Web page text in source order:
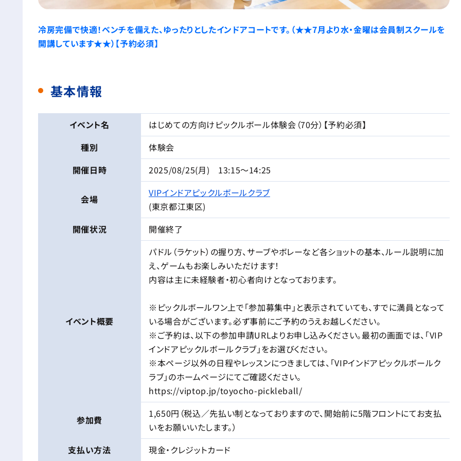
冷房完備で快適！ベンチを備えた、ゆったりとしたインドアコートです。（★★7月より水・金曜は会員制スクールを
開講しています★★）【予約必須】
基本情報
イベント名
はじめての方向けピックルボール体験会（70分）【予約必須】
種別
体験会
開催日時
2025/08/25(月) 13:15～14:25
会場
VIPインドアピックルボールクラブ
(東京都江東区)
開催状況
開催終了
イベント概要
パドル（ラケット）の握り方、サーブやボレーなど各ショットの基本、ルール説明に加
え、ゲームもお楽しみいただけます！
内容は主に未経験者・初心者向けとなっております。
※ピックルボールワン上で「参加募集中」と表示されていても、すでに満員となって
いる場合がございます。必ず事前にご予約のうえお越しください。
※ご予約は、以下の参加申請URLよりお申し込みください。最初の画面では、「VIP
インドアピックルボールクラブ」をお選びください。
※本ページ以外の日程やレッスンにつきましては、「VIPインドアピックルボールク
ラブ」のホームページにてご確認ください。
https://viptop.jp/toyocho-pickleball/
参加費
1,650円（税込／先払い制となっておりますので、開始前に5階フロントにてお支払
いをお願いいたします。）
支払い方法
現金・クレジットカード